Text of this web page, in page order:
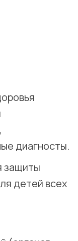
диагносты.
защиты
детей всех